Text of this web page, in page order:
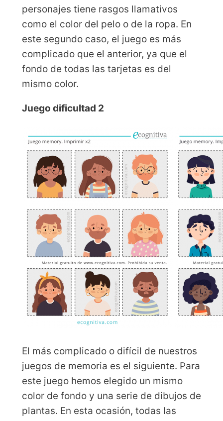
personajes tiene rasgos llamativos
como el color del pelo o de la ropa. En
este segundo caso, el juego es más
complicado que el anterior, ya que el
fondo de todas las tarjetas es del
mismo color.
Juego dificultad 2
El más complicado o difícil de nuestros
juegos de memoria es el siguiente. Para
este juego hemos elegido un mismo
color de fondo y una serie de dibujos de
plantas. En esta ocasión, todas las